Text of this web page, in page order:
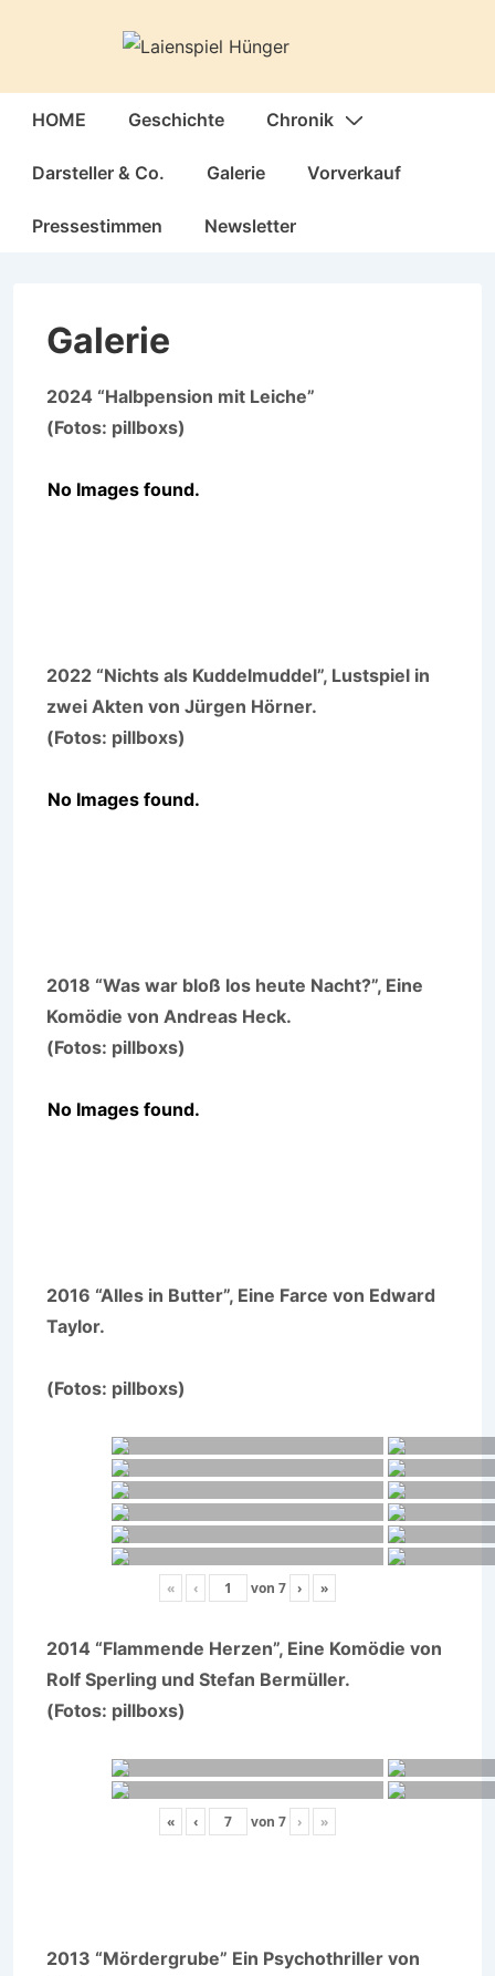
Hauptnavigation
HOME Geschichte Chronik
Darsteller & Co. Galerie Vorverkauf
Pressestimmen Newsletter
Galerie
2024 “Halbpension mit Leiche”
(Fotos: pillboxs)
No Images found.
2022 “Nichts als Kuddelmuddel”, Lustspiel in
zwei Akten von Jürgen Hörner.
(Fotos: pillboxs)
No Images found.
2018 “Was war bloß los heute Nacht?”, Eine
Komödie von Andreas Heck.
(Fotos: pillboxs)
No Images found.
2016 “Alles in Butter”, Eine Farce von Edward
Taylor.
(Fotos: pillboxs)
« ‹ von 7 › »
2014 “Flammende Herzen”, Eine Komödie von
Rolf Sperling und Stefan Bermüller.
(Fotos: pillboxs)
« ‹ von 7 › »
2013 “Mördergrube” Ein Psychothriller von